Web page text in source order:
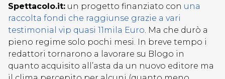
Spettacolo.it: un progetto finanziato con una
raccolta fondi che raggiunse grazie a vari
testimonial vip quasi 11mila Euro. Ma che durò a
pieno regime solo pochi mesi. In breve tempo i
redattori tornarono a lavorare su Blogo in
quanto acquisito all’asta da un nuovo editore ma